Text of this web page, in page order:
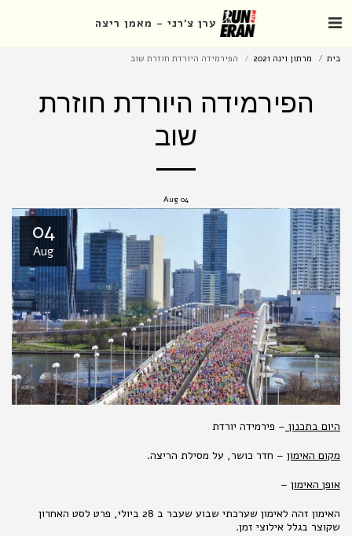
ערן צ'רני - מאמן ריצה
בית מרתון וינה 2021 הפירמידה היורדת חוזרת שוב
הפירמידה היורדת חוזרת
שוב
04
Aug
04
Aug
היום בתכנון – פירמידה יורדת
מקום האימון – חדר כושר, על מסילת הריצה.
אופן האימון –
האימון זהה לאימון שערכתי שבוע שעבר ב 28 ביולי, פרט לסט האחרון
שקוצר בגלל אילוצי זמן.